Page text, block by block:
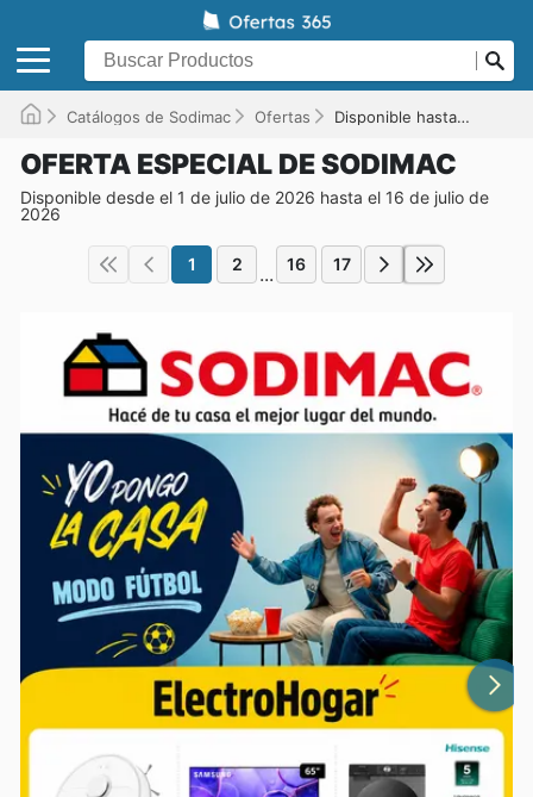
Catálogos de Sodimac Ofertas Disponible hasta el 16/07/2026
OFERTA ESPECIAL DE SODIMAC
Disponible desde el 1 de julio de 2026 hasta el 16 de julio de
2026
1 2 ... 16 17